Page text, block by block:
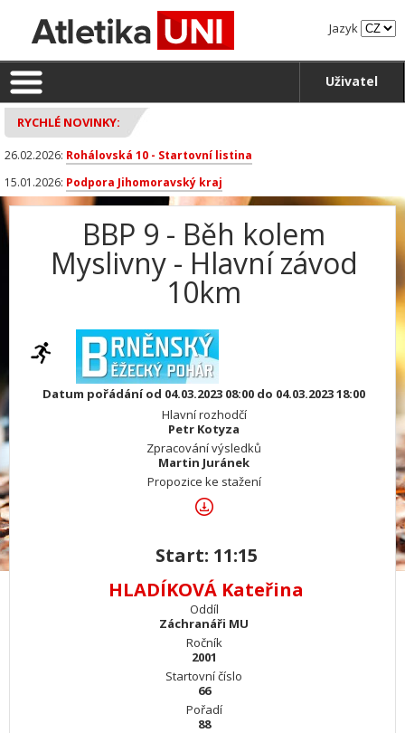
Jazyk
Uživatel
RYCHLÉ NOVINKY:
26.02.2026: Rohálovská 10 - Startovní listina
15.01.2026: Podpora Jihomoravský kraj
BBP 9 - Běh kolem
Myslivny - Hlavní závod
10km
Datum pořádání od 04.03.2023 08:00 do 04.03.2023 18:00
Hlavní rozhodčí
Petr Kotyza
Zpracování výsledků
Martin Juránek
Propozice ke stažení
Start: 11:15
HLADÍKOVÁ Kateřina
Oddíl
Záchranáři MU
Ročník
2001
Startovní číslo
66
Pořadí
88